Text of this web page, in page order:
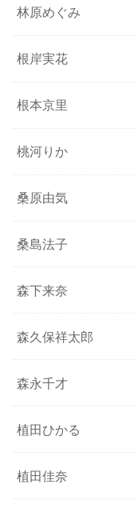
林原めぐみ
根岸実花
根本京里
桃河りか
桑原由気
桑島法子
森下来奈
森久保祥太郎
森永千才
植田ひかる
植田佳奈